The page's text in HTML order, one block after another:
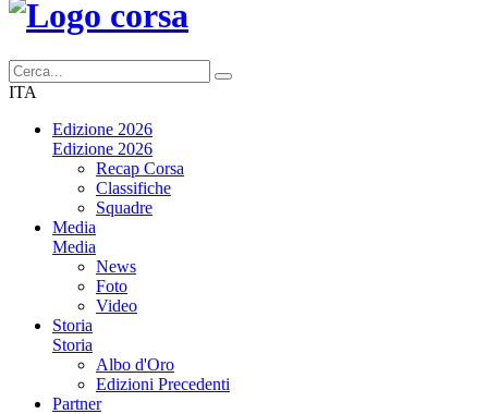
ITA
Edizione 2026
Edizione 2026
Recap Corsa
Classifiche
Squadre
Media
Media
News
Foto
Video
Storia
Storia
Albo d'Oro
Edizioni Precedenti
Partner